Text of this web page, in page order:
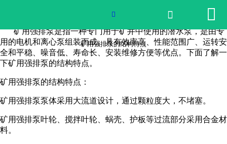
网站首页
2026世界杯官网
公司实景

矿用强排泵的结构特点
 
矿用强排泵的结构特点
矿用强排泵是指一种专门用于矿井中使用的潜水泵，是由专
用的电机和离心泵组装而成。具有效率高、性能范围广、运转安
全和平稳、噪音低、寿命长、安装维修方便等优点。下面了解一
下矿用强排泵的结构特点。
矿用强排泵的结构特点：
矿用强排泵泵体采用大流道设计，通过颗粒度大，不堵塞。
矿用强排泵叶轮、搅拌叶轮、蜗壳、护板等过流部分采用合金材
料。